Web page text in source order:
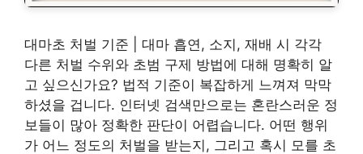
대마초 처벌 기준 | 대마 흡연, 소지, 재배 시 각각
다른 처벌 수위와 초범 구제 방법에 대해 명확히 알
고 싶으신가요? 법적 기준이 복잡하게 느껴져 막막
하셨을 겁니다. 인터넷 검색만으로는 혼란스러운 정
보들이 많아 정확한 판단이 어렵습니다. 어떤 행위
가 어느 정도의 처벌을 받는지, 그리고 혹시 모를 초